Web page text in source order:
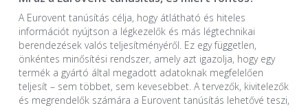
A Eurovent tanúsítás célja, hogy átlátható és hiteles
információt nyújtson a légkezelők és más légtechnikai
berendezések valós teljesítményéről. Ez egy független,
önkéntes minősítési rendszer, amely azt igazolja, hogy egy
termék a gyártó által megadott adatoknak megfelelően
teljesít – sem többet, sem kevesebbet. A tervezők, kivitelezők
és megrendelők számára a Eurovent tanúsítás lehetővé teszi,